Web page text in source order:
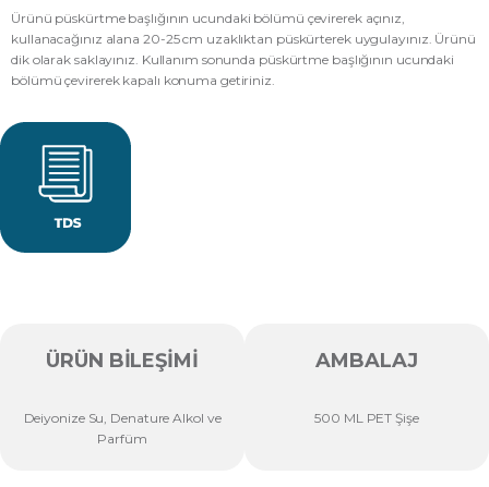
Ürünü püskürtme başlığının ucundaki bölümü çevirerek açınız,
kullanacağınız alana 20-25 cm uzaklıktan püskürterek uygulayınız. Ürünü
dik olarak saklayınız. Kullanım sonunda püskürtme başlığının ucundaki
bölümü çevirerek kapalı konuma getiriniz.
ÜRÜN BILEŞIMI
Deiyonize Su, Denature Alkol ve
Parfüm
AMBALAJ
500 ML PET Şişe